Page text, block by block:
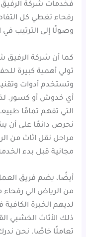
فخدمات شركة
رفحاء تغطي كل
وصولًا إلى الترتيب في
كما أن شركة
تولي أهمية كبيرة
وتستخدم أدوات
أي خدوش أو كسور.
التي تفهم تمامًا
نحرص دائمًا على أن
مراحل نقل اثاث من
مجانية قبل بدء
أيضًا، يضم فريق
من الرياض الي
لديهم الخبرة الكافية
ذلك الأثاث الخشبي
تعاملًا خاصًا. نحن